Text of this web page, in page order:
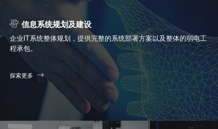
信息系统规划及建设
企业IT系统整体规划，提供完整的系统部署方案以及整体的弱电工
程承包。
探索更多